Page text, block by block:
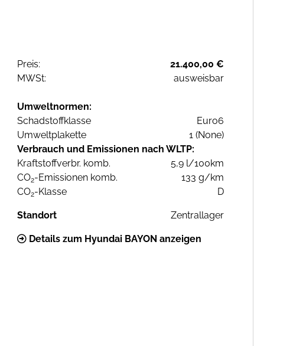
Preis:
21.400,00 €
MWSt:
ausweisbar
Umweltnormen:
Schadstoffklasse
Euro6
Umweltplakette
1 (None)
Verbrauch und Emissionen nach WLTP:
Kraftstoffverbr. komb.
5,9 l/100km
CO2-Emissionen komb.
133 g/km
CO2-Klasse D
Standort Zentrallager
Details zum Hyundai BAYON anzeigen